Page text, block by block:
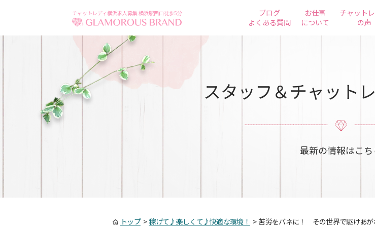
チャットレディ横浜求人募集 横浜駅西口徒歩5分
ブログ
よくある質問
お仕事
について
チャット
の声
スタッフ＆チャット
最新の情報はこち
トップ> 稼げて♪楽しくて♪快適な環境！ >苦労をバネに！ その世界で駆けあが